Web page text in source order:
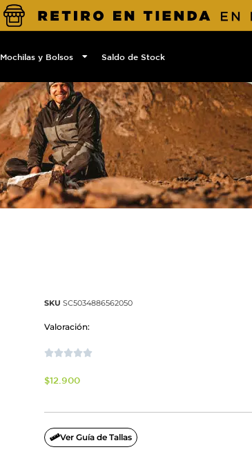
Mochilas y Bolsos Saldo de Stock
SKUSC5034886562050
Valoración:

$12.900
Ver Guía de Tallas